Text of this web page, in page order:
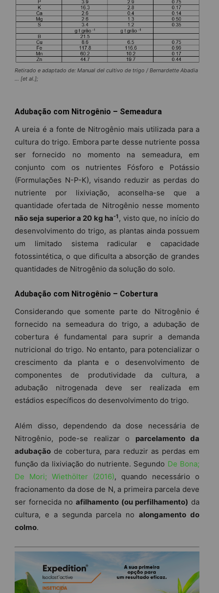
Retirado e adaptado de: Manual del cultivo de trigo / Bernardette Abadia
… [et al.];
Adubação com Nitrogênio – Semeadura
A ureia é a fonte de Nitrogênio mais utilizada para a
cultura do trigo. Embora parte desse nutriente possa
ser fornecido no momento na semeadura, em
conjunto com os nutrientes Fósforo e Potássio
(Formulações N-P-K), visando reduzir as perdas do
nutriente por lixiviação, aconselha-se que a
quantidade ofertada de Nitrogênio nesse momento
não seja superior a 20 kg ha-1, visto que, no início do
desenvolvimento do trigo, as plantas ainda possuem
um limitado sistema radicular e capacidade
fotossintética, o que dificulta a absorção de grandes
quantidades de Nitrogênio da solução do solo.
Adubação com Nitrogênio – Cobertura
Considerando que somente parte do Nitrogênio é
fornecido na semeadura do trigo, a adubação de
cobertura é fundamental para suprir a demanda
nutricional do trigo. No entanto, para potencializar o
crescimento da planta e o desenvolvimento de
componentes de produtividade da cultura, a
adubação nitrogenada deve ser realizada em
estádios específicos do desenvolvimento do trigo.
Além disso, dependendo da dose necessária de
Nitrogênio, pode-se realizar o parcelamento da
adubação de cobertura, para reduzir as perdas em
função da lixiviação do nutriente. Segundo De Bona;
De Mori; Wiethölter (2016), quando necessário o
fracionamento da dose de N, a primeira parcela deve
ser fornecida no afilhamento (ou perfilhamento) da
cultura, e a segunda parcela noalongamento do
colmo.